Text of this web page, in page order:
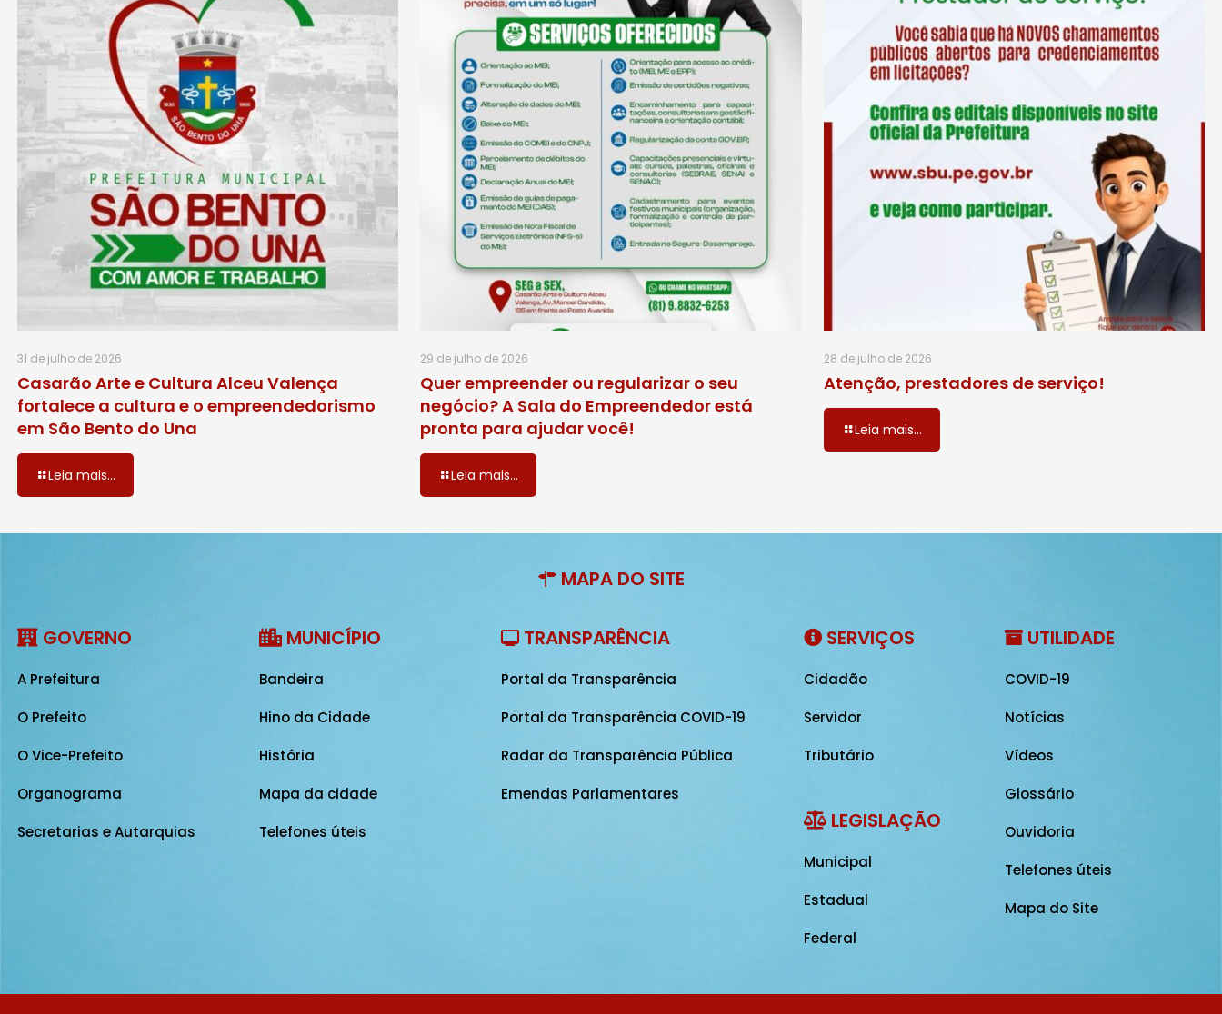
31 de julho de 2026
Casarão Arte e Cultura Alceu Valença
fortalece a cultura e o empreendedorismo
em São Bento do Una
Leia mais...
29 de julho de 2026
Quer empreender ou regularizar o seu
negócio? A Sala do Empreendedor está
pronta para ajudar você!
Leia mais...
28 de julho de 2026
Atenção, prestadores de serviço!
Leia mais...
MAPA DO SITE
GOVERNO
A Prefeitura
O Prefeito
O Vice-Prefeito
Organograma
Secretarias e Autarquias
MUNICÍPIO
Bandeira
Hino da Cidade
História
Mapa da cidade
Telefones úteis
TRANSPARÊNCIA
Portal da Transparência
Portal da Transparência COVID-19
Radar da Transparência Pública
Emendas Parlamentares
SERVIÇOS
Cidadão
Servidor
Tributário
LEGISLAÇÃO
Municipal
Estadual
Federal
UTILIDADE
COVID-19
Notícias
Vídeos
Glossário
Ouvidoria
Telefones úteis
Mapa do Site